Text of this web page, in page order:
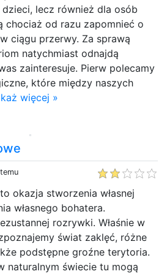
lecz również dla osób
chociaż od razu zapomnieć o
ciągu przerwy. Za sprawą
natychmiast odnajdą
zainteresuje. Pierw polecamy
które między naszych
więcej »
okazja stworzenia własnej
własnego bohatera.
rozrywki. Właśnie w
świat zaklęć, różne
podstępne groźne terytoria.
naturalnym świecie tu mogą